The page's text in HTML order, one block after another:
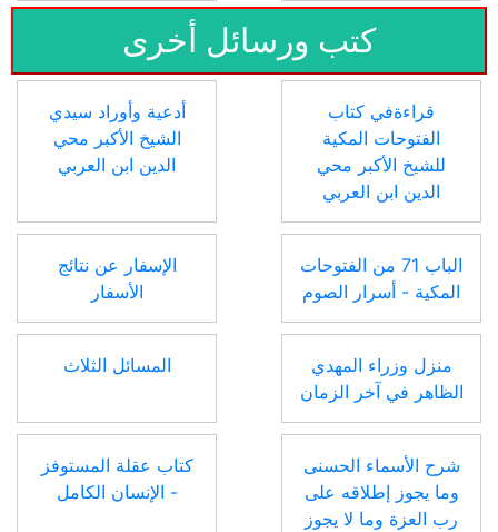
كتب ورسائل أخرى
قراءةفي كتاب
الفتوحات المكية
للشيخ الأكبر محي
الدين ابن العربي
أدعية وأوراد سيدي
الشيخ الأكبر محي
الدين ابن العربي
الباب 71 من الفتوحات
المكية - أسرار الصوم
الإسفار عن نتائج
الأسفار
منزل وزراء المهدي
الظاهر في آخر الزمان
المسائل الثلاث
شرح الأسماء الحسنى
وما يجوز إطلاقه على
رب العزة وما لا يجوز
كتاب عقلة المستوفز
- الإنسان الكامل